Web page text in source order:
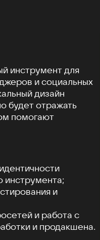
инструмент для
и социальных
дизайн
будет отражать
помогают
инструмента;
и
и работа с
и продакшена.